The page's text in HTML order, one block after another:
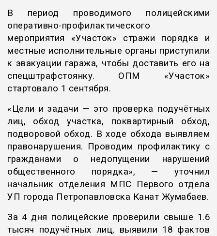
В период проводимого полицейскими
оперативно-профилактического
мероприятия «Участок» стражи порядка и
местные исполнительные органы приступили
к эвакуации гаража, чтобы доставить его на
спецштрафстоянку. ОПМ «Участок»
стартовало 1 сентября.
«Цели и задачи — это проверка подучётных
лиц, обход участка, поквартирный обход,
подворовой обход. В ходе обхода выявляем
правонарушения. Проводим профилактику с
гражданами о недопущении нарушений
общественного порядка», — уточнил
начальник отделения МПС Первого отдела
УП города Петропавловска Канат Жумабаев.
За 4 дня полицейские проверили свыше 1.6
тысяч подучётных лиц, выявили 18 фактов